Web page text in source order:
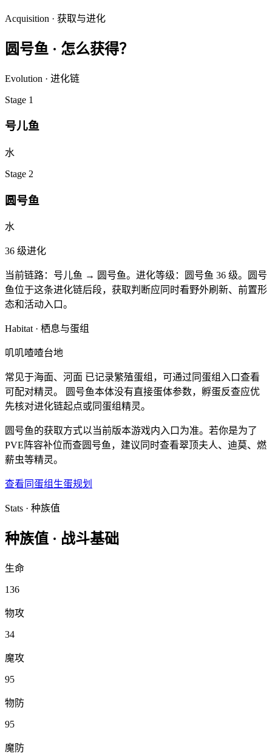
Acquisition · 获取与进化
圆号鱼 · 怎么获得？
Evolution · 进化链
Stage 1
号儿鱼
水
Stage 2
圆号鱼
水
36 级进化
当前链路： 号儿鱼 → 圆号鱼。 进化等级：圆号鱼 36 级。
圆号
鱼位于这条进化链后段， 获取判断应同时看野外刷新、前置形
态和活动入口。
Habitat · 栖息与蛋组
叽叽喳喳台地
常见于海面、河面 已记录繁殖蛋组，可通过同蛋组入口查看
可配对精灵。
圆号鱼本体没有直接蛋体参数，孵蛋反查应优
先核对进化链起点或同蛋组精灵。
圆号鱼的获取方式以当前版本游戏内入口为准。若你是为了
PVE阵容补位而查圆号鱼，建议同时查看翠顶夫人、迪莫、燃
薪虫等精灵。
查看同蛋组 生蛋规划
Stats · 种族值
种族值 · 战斗基础
生命
136
物攻
34
魔攻
95
物防
95
魔防